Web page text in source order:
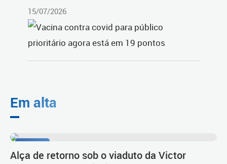
15/07/2026
Em alta
Alça de retorno sob o viaduto da Victor